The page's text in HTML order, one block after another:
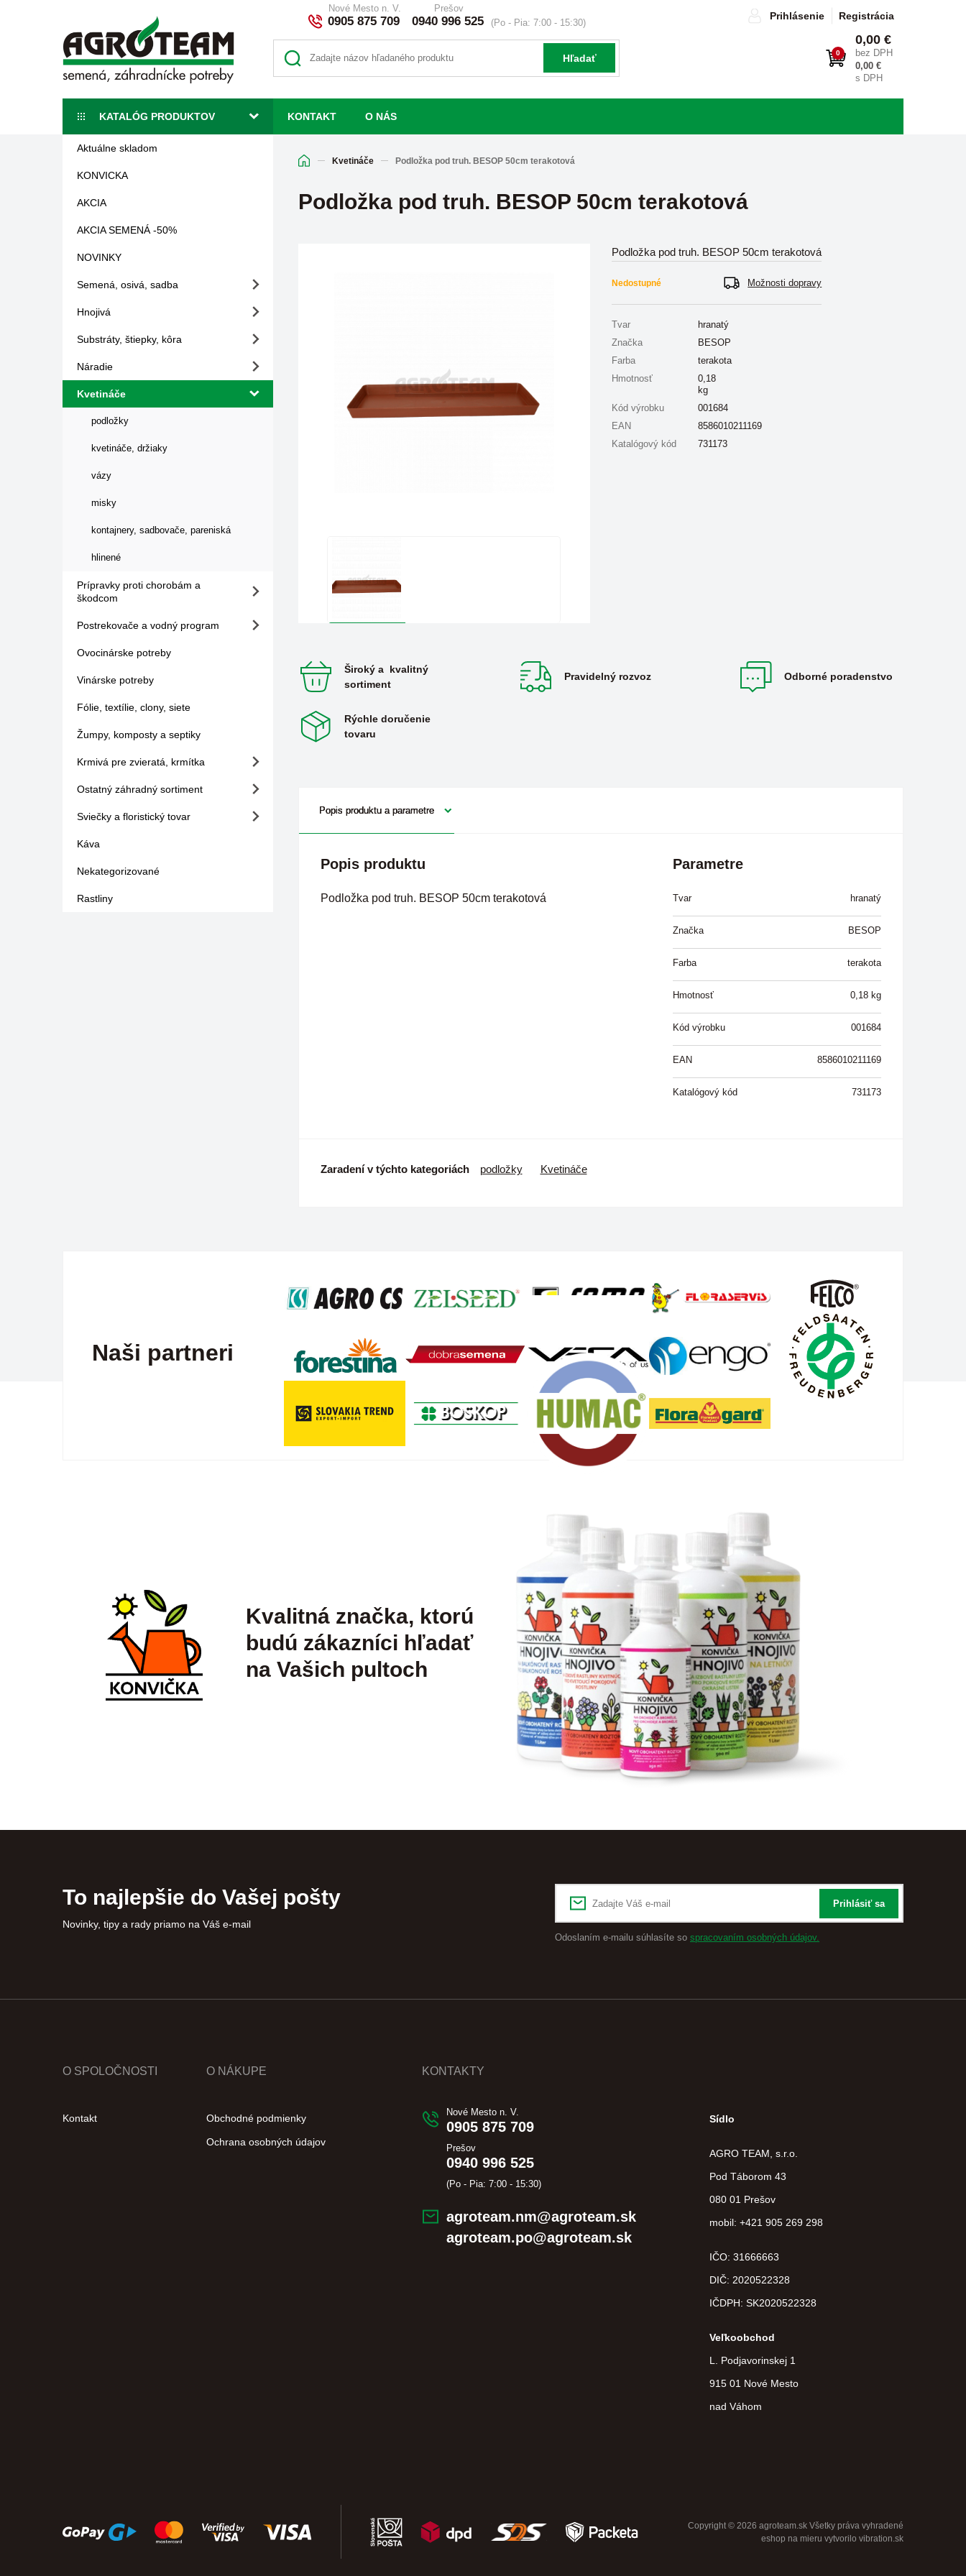
Nové Mesto n. V.
0905 875 709
Prešov
0940 996 525 (Po - Pia: 7:00 - 15:30)
Prihlásenie Registrácia
Hľadať 0
0,00 €
bez DPH
0,00 €
s DPH
KONTAKT O NÁS
KATALÓG PRODUKTOV
Aktuálne skladom
KONVICKA
AKCIA
AKCIA SEMENÁ -50%
NOVINKY
Semená, osivá, sadba
Hnojivá
Substráty, štiepky, kôra
Náradie
Kvetináče
podložky
kvetináče, držiaky
vázy
misky
kontajnery, sadbovače, pareniská
hlinené
Prípravky proti chorobám a
škodcom
Postrekovače a vodný program
Ovocinárske potreby
Vinárske potreby
Fólie, textílie, clony, siete
Žumpy, komposty a septiky
Krmivá pre zvieratá, krmítka
Ostatný záhradný sortiment
Sviečky a floristický tovar
Káva
Nekategorizované
Rastliny
Kvetináče Podložka pod truh. BESOP 50cm terakotová
Podložka pod truh. BESOP 50cm terakotová
Podložka pod truh. BESOP 50cm terakotová
Nedostupné Možnosti dopravy
Tvar
hranatý
Značka
BESOP
Farba
terakota
Hmotnosť
0,18
kg
Kód výrobku
001684
EAN
8586010211169
Katalógový kód
731173
Široký a kvalitný
sortiment
Pravidelný rozvoz Odborné poradenstvo
Rýchle doručenie
tovaru
Popis produktu a parametre
Popis produktu
Podložka pod truh. BESOP 50cm terakotová
Parametre
Tvar hranatý
Značka BESOP
Farba terakota
Hmotnosť 0,18 kg
Kód výrobku 001684
EAN 8586010211169
Katalógový kód 731173
Zaradení v týchto kategoriách podložky Kvetináče
Naši partneri
Kvalitná značka, ktorú
budú zákazníci hľadať
na Vašich pultoch
To najlepšie do Vašej pošty
Novinky, tipy a rady priamo na Váš e-mail
Prihlásiť sa
Odoslaním e-mailu súhlasíte so spracovaním osobných údajov.
O SPOLOČNOSTI
Kontakt
O NÁKUPE
Obchodné podmienky
Ochrana osobných údajov
KONTAKTY
Nové Mesto n. V.
0905 875 709
Prešov
0940 996 525
(Po - Pia: 7:00 - 15:30)
agroteam.nm@agroteam.sk
agroteam.po@agroteam.sk
Sídlo
AGRO TEAM, s.r.o.
Pod Táborom 43
080 01 Prešov
mobil: +421 905 269 298
IČO: 31666663
DIČ: 2020522328
IČDPH: SK2020522328
Veľkoobchod
L. Podjavorinskej 1
915 01 Nové Mesto
nad Váhom
Copyright © 2026 agroteam.sk Všetky práva vyhradené
eshop na mieru vytvorilo vibration.sk